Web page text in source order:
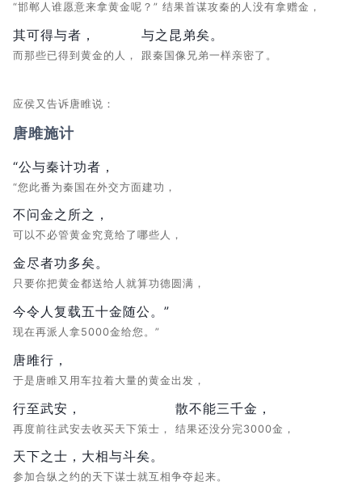
“邯郸人谁愿意来拿黄金呢？” 结果首谋攻秦的人没有拿赠金，
其可得与者，
而那些已得到黄金的人，
与之昆弟矣。
跟秦国像兄弟一样亲密了。
应侯又告诉唐睢说：
唐雎施计
“公与秦计功者，
“您此番为秦国在外交方面建功，
不问金之所之，
可以不必管黄金究竟给了哪些人，
金尽者功多矣。
只要你把黄金都送给人就算功德圆满，
今令人复载五十金随公。”
现在再派人拿5000金给您。”
唐雎行，
于是唐睢又用车拉着大量的黄金出发，
行至武安，
再度前往武安去收买天下策士，
散不能三千金，
结果还没分完3000金，
天下之士，大相与斗矣。
参加合纵之约的天下谋士就互相争夺起来。